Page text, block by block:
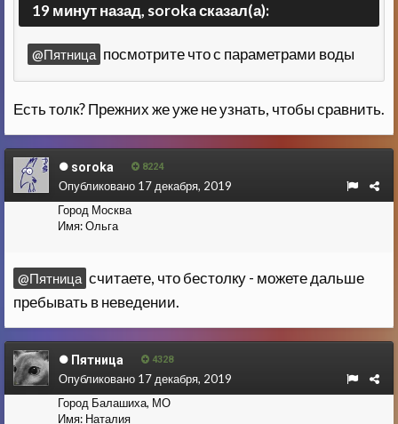
19 минут назад, soroka сказал(а):
@Пятница посмотрите что с параметрами воды
Есть толк? Прежних же уже не узнать, чтобы сравнить.
soroka 8224
Город Москва
Имя:Ольга
Опубликовано 17 декабря, 2019
@Пятница считаете, что бестолку - можете дальше
пребывать в неведении.
Пятница 4328
Город Балашиха, МО
Имя: Наталия
Опубликовано 17 декабря, 2019